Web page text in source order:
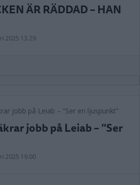
ÄR RÄDDAD – HAN
2025 13.29
jobb på Leiab – ”Ser
2025 19.00